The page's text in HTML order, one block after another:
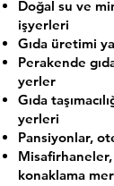
Doğal su ve
işyerleri
Gıda üretimi
Perakende gıda
yerler
Gıda
yerleri
Pansiyonlar,
konaklama